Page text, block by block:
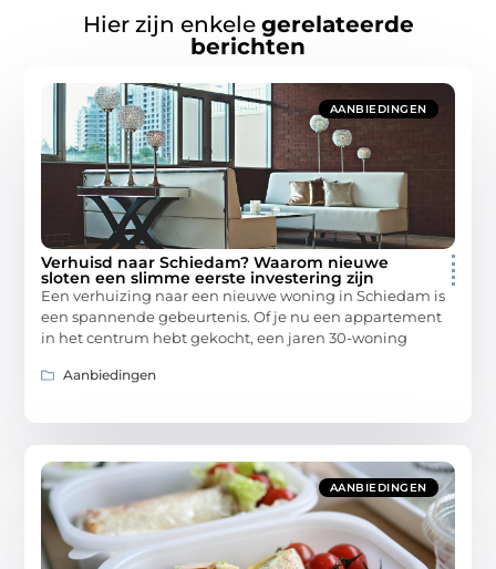
Hier zijn enkele gerelateerde
berichten
AANBIEDINGEN
Verhuisd naar Schiedam? Waarom nieuwe
sloten een slimme eerste investering zijn
Een verhuizing naar een nieuwe woning in Schiedam is
een spannende gebeurtenis. Of je nu een appartement
in het centrum hebt gekocht, een jaren 30-woning
Aanbiedingen
AANBIEDINGEN